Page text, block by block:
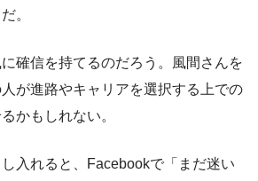
。
確信を持てるのだろう。風間さんを
が進路やキャリアを選択する上での
かもしれない。
入れると、Facebookで「まだ迷い